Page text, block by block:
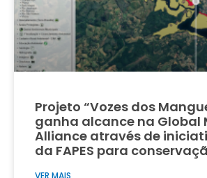
Projeto “Vozes dos
ganha alcance na Global
Alliance através de
da FAPES para